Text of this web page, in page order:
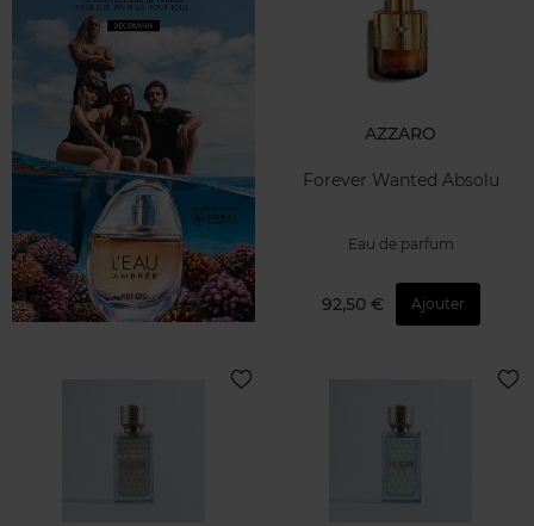
AZZARO
Forever Wanted Absolu
Eau de parfum
92,50 € Ajouter